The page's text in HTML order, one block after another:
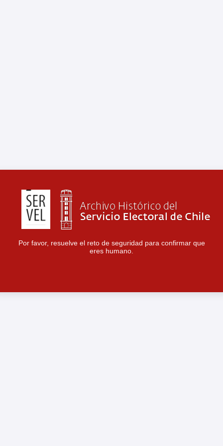
Por favor, resuelve el reto de seguridad para confirmar que
eres humano.